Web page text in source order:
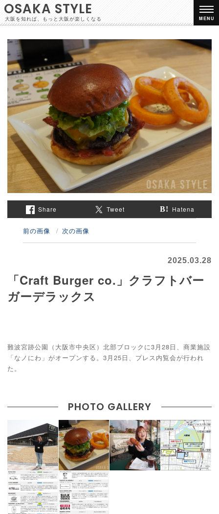
OSAKA STYLE
大阪を知れば、もっと大阪が楽しくなる MENU
Share Tweet Hatena
前の画像 次の画像
2025.03.28
「Craft Burger co.」クラフトバー
ガーデラックス
難波宮跡公園（大阪市中央区）北部ブロックに3月28日、商業施設
「なノにわ」がオープンする。3月25日、プレス内覧会が行われ
た。
PHOTO GALLERY